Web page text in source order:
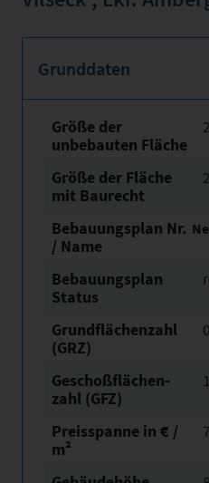
Grunddaten
Größe der
unbebauten Fläche
Größe der Fläche
mit Baurecht
Bebauungsplan Nr.
/ Name
Bebauungsplan
Status
Grundflächen­zahl
(GRZ)
Geschoßflächen­
zahl (GFZ)
Preisspanne in € /
m²